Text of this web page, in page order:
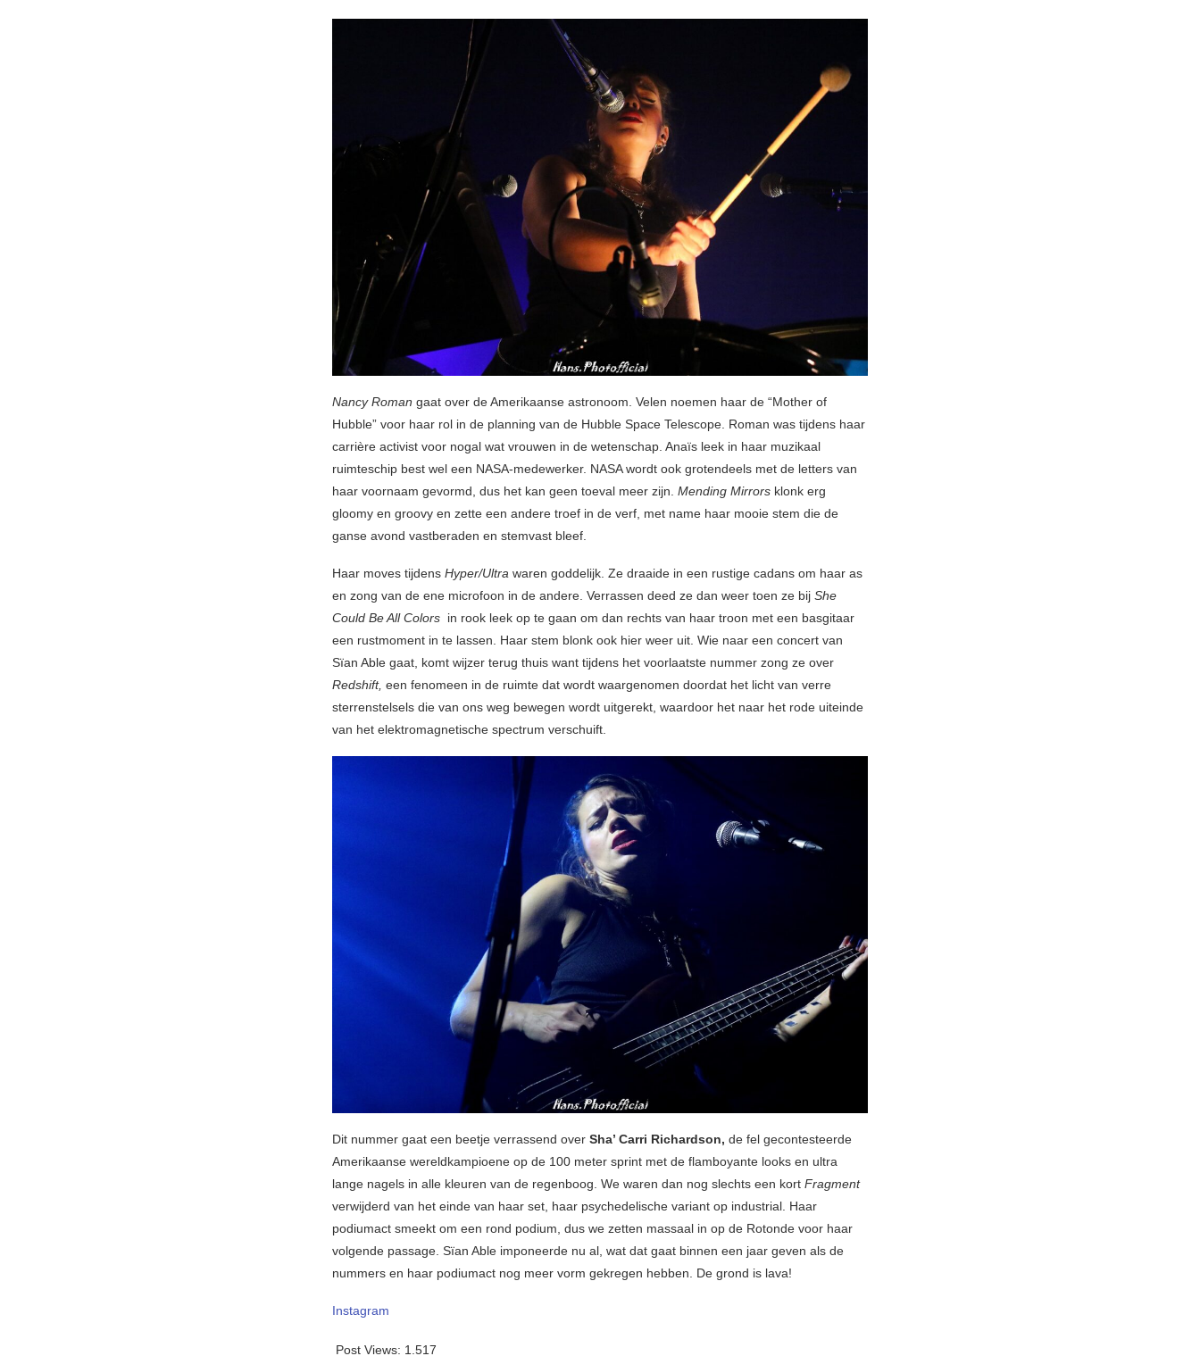
Nancy Roman gaat over de Amerikaanse astronoom. Velen noemen haar de “Mother of
Hubble” voor haar rol in de planning van de Hubble Space Telescope. Roman was tijdens haar
carrière activist voor nogal wat vrouwen in de wetenschap. Anaïs leek in haar muzikaal
ruimteschip best wel een NASA-medewerker. NASA wordt ook grotendeels met de letters van
haar voornaam gevormd, dus het kan geen toeval meer zijn. Mending Mirrors klonk erg
gloomy en groovy en zette een andere troef in de verf, met name haar mooie stem die de
ganse avond vastberaden en stemvast bleef.
Haar moves tijdens Hyper/Ultra waren goddelijk. Ze draaide in een rustige cadans om haar as
en zong van de ene microfoon in de andere. Verrassen deed ze dan weer toen ze bij She
Could Be All Colors in rook leek op te gaan om dan rechts van haar troon met een basgitaar
een rustmoment in te lassen. Haar stem blonk ook hier weer uit. Wie naar een concert van
Sïan Able gaat, komt wijzer terug thuis want tijdens het voorlaatste nummer zong ze over
Redshift, een fenomeen in de ruimte dat wordt waargenomen doordat het licht van verre
sterrenstelsels die van ons weg bewegen wordt uitgerekt, waardoor het naar het rode uiteinde
van het elektromagnetische spectrum verschuift.
Dit nummer gaat een beetje verrassend over Sha’ Carri Richardson, de fel gecontesteerde
Amerikaanse wereldkampioene op de 100 meter sprint met de flamboyante looks en ultra
lange nagels in alle kleuren van de regenboog. We waren dan nog slechts een kort Fragment
verwijderd van het einde van haar set, haar psychedelische variant op industrial. Haar
podiumact smeekt om een rond podium, dus we zetten massaal in op de Rotonde voor haar
volgende passage. Sïan Able imponeerde nu al, wat dat gaat binnen een jaar geven als de
nummers en haar podiumact nog meer vorm gekregen hebben. De grond is lava!
Instagram
Post Views: 1.517